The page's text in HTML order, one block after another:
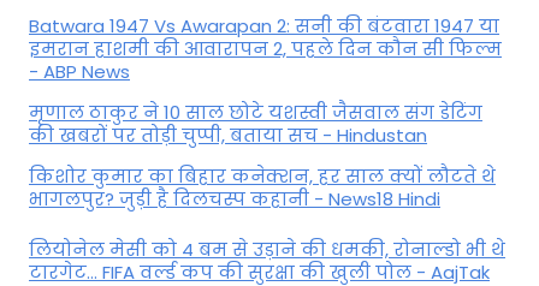
Batwara 1947 Vs Awarapan 2: सनी की बंटवारा 1947 या
इमरान हाशमी की आवारापन 2, पहले दिन कौन सी फिल्म
- ABP News
मृणाल ठाकुर ने 10 साल छोटे यशस्वी जैसवाल संग डेटिंग
की खबरों पर तोड़ी चुप्पी, बताया सच - Hindustan
किशोर कुमार का बिहार कनेक्शन, हर साल क्यों लौटते थे
भागलपुर? जुड़ी है दिलचस्प कहानी - News18 Hindi
ल‍ियोनेल मेसी को 4 बम से उड़ाने की धमकी, रोनाल्डो भी थे
टारगेट... FIFA वर्ल्ड कप की सुरक्षा की खुली पोल - AajTak